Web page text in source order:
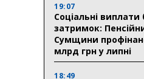
19:07
Соціальні виплати
затримок:
Сумщини
млрд грн у липні
18:49